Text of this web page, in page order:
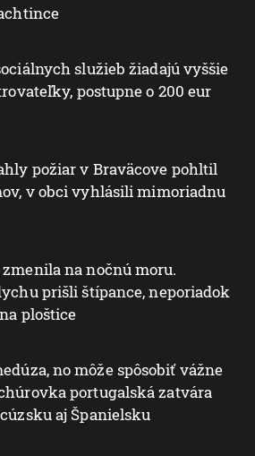
služieb žiadajú vyššie
postupne o 200 eur
požiar v Braväcove pohltil
v obci vyhlásili mimoriadnu
na nočnú moru.
prišli štípance, neporiadok
ploštice
no môže spôsobiť vážne
portugalská zatvára
aj Španielsku